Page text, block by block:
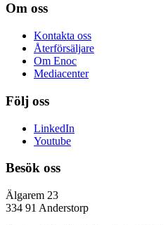
Om oss
Kontakta oss
Återförsäljare
Om Enoc
Mediacenter
Följ oss
LinkedIn
Youtube
Besök oss
Älgarem 23
334 91 Anderstorp